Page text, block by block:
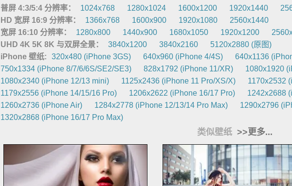
普屏 4:3/5:4 分辨率： 1024x768 1280x1024 1600x1200 1920x1440
HD 宽屏 16:9 分辨率：
1366x768 1600x900 1920x1080
2560x1440
宽屏 16:10 分辨率：
1280x800 1440x900 1680x1050 1920x1200
UHD 4K 5K 8K 与双屏全景：
3840x1200 3840x2160
5120x2880 (原图)
iPhone 壁纸:
320x480 (iPhone 3GS) 640x960 (iPhone 4/4S)
640x1136
750x1334 (iPhone 8/7/6/6S/SE2/SE3)
828x1792 (iPhone 11/XR)
1080x1920
1080x2340 (iPhone 12/13 mini)
1125x2436 (iPhone 11 Pro/XS/X)
1170x2532
1179x2556 (iPhone 14/15/16 Pro)
1206x2622 (iPhone 16/17 Pro)
1242x2688
1260x2736 (iPhone Air)
1284x2778 (iPhone 12/13/14 Pro Max)
1290x2796
1320x2868 (iPhone 16/17 Pro Max)
类似壁纸 >>更多...